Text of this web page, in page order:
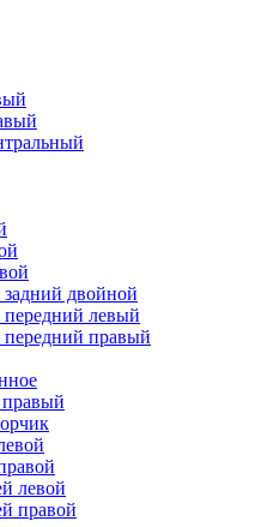
задний двойной
передний левый
передний правый
левой
правой